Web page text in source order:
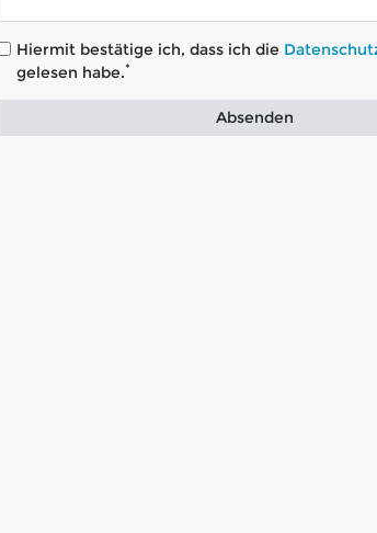
Hiermit bestätige ich, dass ich die
gelesen habe.*
Absenden